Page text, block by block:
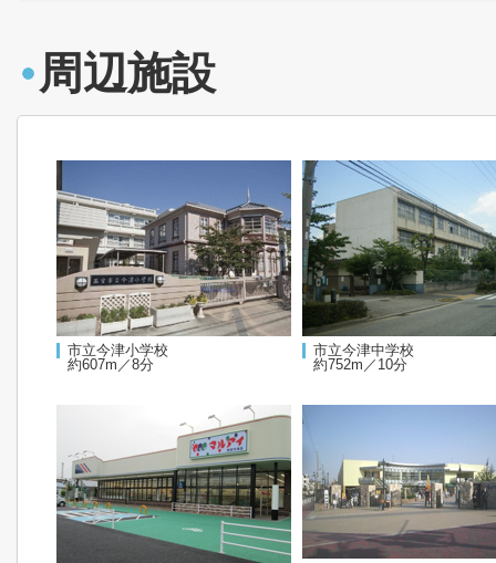
周辺施設
市立今津小学校
約607m／8分
市立今津中学校
約752m／10分